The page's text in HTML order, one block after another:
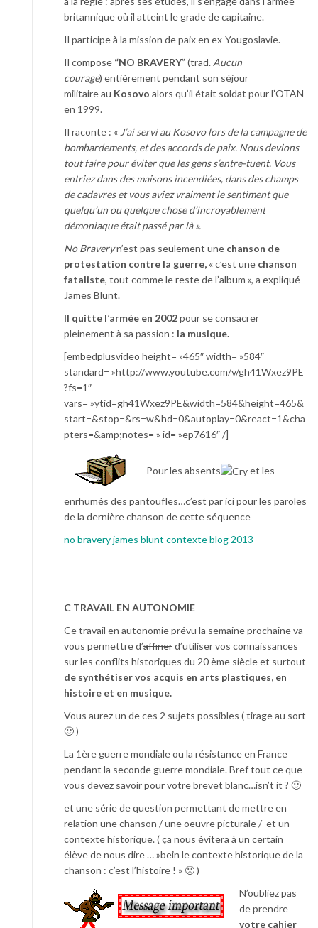
britannique où il atteint le grade de capitaine.
Il participe à la mission de paix en ex-Yougoslavie.
Il compose “NO BRAVERY” (trad. Aucun
courage) entièrement pendant son séjour
militaire au Kosovo alors qu’il était soldat pour l’OTAN
en 1999.
Il raconte : « J’ai servi au Kosovo lors de la campagne de
bombardements, et des accords de paix. Nous devions
tout faire pour éviter que les gens s’entre-tuent. Vous
entriez dans des maisons incendiées, dans des champs
de cadavres et vous aviez vraiment le sentiment que
quelqu’un ou quelque chose d’incroyablement
démoniaque était passé par là ».
No Braveryn’est pas seulement une chanson de
protestation contre la guerre, « c’est une chanson
fataliste, tout comme le reste de l’album », a expliqué
James Blunt.
Il quitte l’armée en 2002pour se consacrer
pleinement à sa passion : la musique.
[embedplusvideo height= »465″ width= »584″
standard= »http://www.youtube.com/v/gh41Wxez9PE
?fs=1″
vars= »ytid=gh41Wxez9PE&width=584&height=465&
start=&stop=&rs=w&hd=0&autoplay=0&react=1&cha
pters=&amp;notes= » id= »ep7616″ /]
Pour les absents et les
enrhumés des pantoufles…c’est par ici pour les paroles
de la dernière chanson de cette séquence
no bravery james blunt contexte blog 2013
C TRAVAIL EN AUTONOMIE
Ce travail en autonomie prévu la semaine prochaine va
vous permettre d’affinerd’utiliser vos connaissances
sur les conflits historiques du 20 ème siècle et surtout
de synthétiser vos acquis en arts plastiques, en
histoire et en musique.
Vous aurez un de ces 2 sujets possibles ( tirage au sort
🙂 )
La 1ère guerre mondiale ou la résistance en France
pendant la seconde guerre mondiale. Bref tout ce que
vous devez savoir pour votre brevet blanc…isn’t it ? 🙂
et une série de question permettant de mettre en
relation une chanson / une oeuvre picturale / et un
contexte historique. ( ça nous évitera à un certain
élève de nous dire … »bein le contexte historique de la
chanson : c’est l’histoire ! » 🙁 )
N’oubliez pas
de prendre
votre cahier